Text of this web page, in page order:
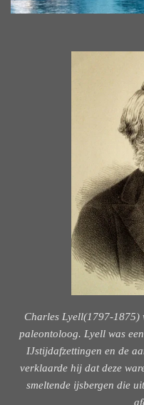
Charles Lyell(1797-1875)
paleontoloog. Lyell was
IJstijdafzettingen en de
verklaarde hij dat deze
smeltende ijsbergen die